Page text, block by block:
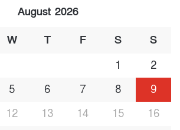
August 2026
W T F S S
1
2
5 6 7 8
9
12 13 14 15
16